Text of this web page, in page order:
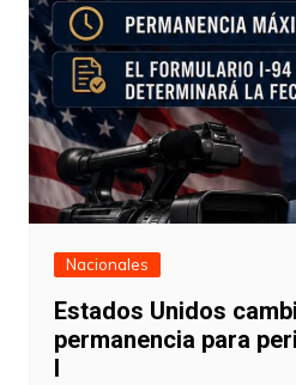
Nacionales
Estados Unidos
permanencia para
I